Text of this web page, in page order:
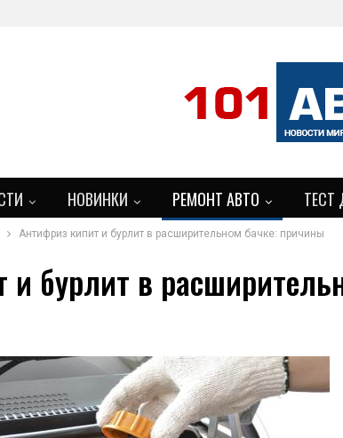
НОВИНКИ РЕМОНТ АВТО ТЕСТ
Антифриз кипит и бурлит в расширительном бачке: причины
и бурлит в